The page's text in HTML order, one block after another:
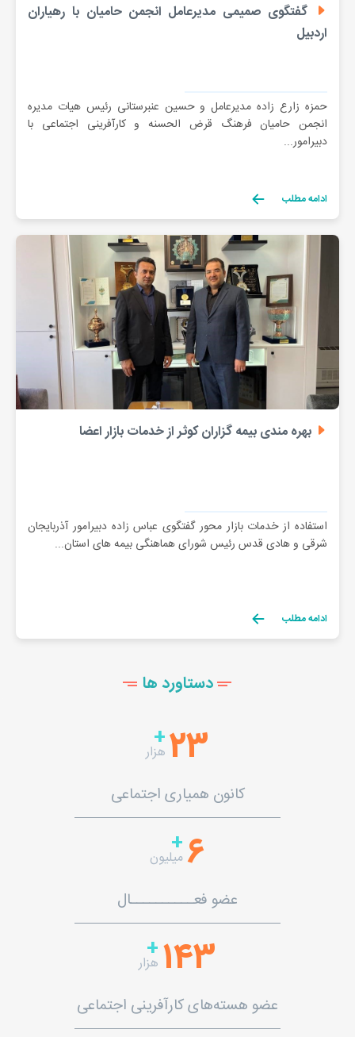
گفتگوی صمیمی مدیرعامل انجمن حامیان با رهیاران
اردبیل
حمزه زارع زاده مدیرعامل و حسین عنبرستانی رئیس هیات مدیره
انجمن حامیان فرهنگ قرض الحسنه و کارآفرینی اجتماعی با
دبیرامور...
ادامه مطلب
بهره مندی بیمه گزاران کوثر از خدمات بازار اعضا
استفاده از خدمات بازار محور گفتگوی عباس زاده دبیرامور آذربایجان
شرقی و هادی قدس رئیس شورای هماهنگی بیمه های استان...
ادامه مطلب
دستاورد ها
23
+
هزار
کانون همیاری اجتماعی
6
+
میلیون
عضو فعــــــــــال
143
+
هزار
عضو هسته‌های کارآفرینی اجتماعی